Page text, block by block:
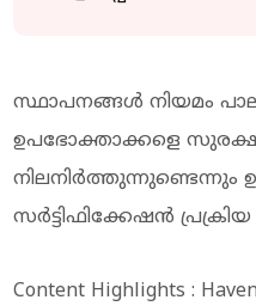
സ്ഥാപനങ്ങള്‍ നിയമം
ഉപഭോക്താക്കളെ
നിലനിര്‍ത്തുന്നുണ്ടെന്നും
സര്‍ട്ടിഫിക്കേഷന്‍
Content Highlights :